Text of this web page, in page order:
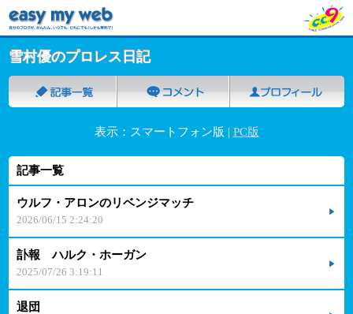
雪村優のプロレス日記
表示：スマートフォン版 | PC版
記事一覧
ウルフ・アロンのリベンジマッチ
2026/06/15 2:24:20
訃報 ハルク・ホーガン
2025/07/26 3:19:11
退団